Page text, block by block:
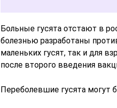
Больные гусята отстают в
болезнью разработаны
маленьких гусят, так и для
после второго введения
Переболевшие гусята могут